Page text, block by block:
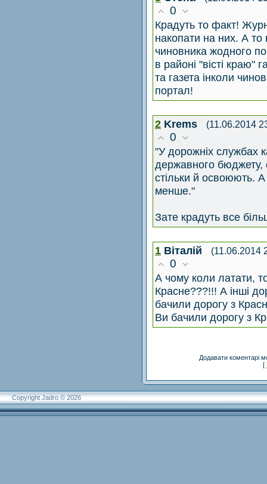
0
Крадуть то факт!
накопати на них. А
чиновника жодного
в районі "вісті краю"
та газета інколи
портал!
2 Krems (11.06.2014
0
"У дорожніх службах
державного бюджету,
стільки й освоюють.
менше."
Зате крадуть все
1 Віталій (11.06.2014
0
А чому коли латати,
Красне???!!! А інші
бачили дорогу з
Ви бачили дорогу з
Додавати коментарі
[
Copyright Jadro © 2026